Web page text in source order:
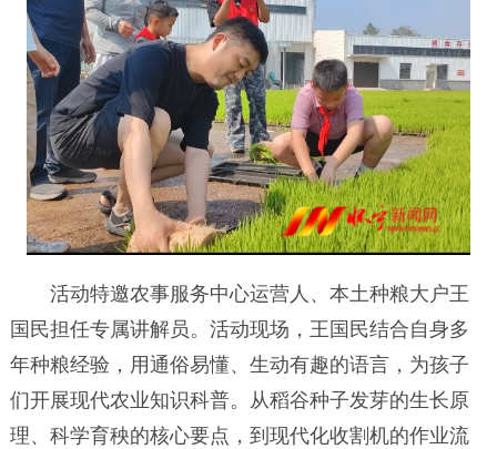
活动特邀农事服务中心运营人、本土种粮大户王
国民担任专属讲解员。活动现场，王国民结合自身多
年种粮经验，用通俗易懂、生动有趣的语言，为孩子
们开展现代农业知识科普。从稻谷种子发芽的生长原
理、科学育秧的核心要点，到现代化收割机的作业流